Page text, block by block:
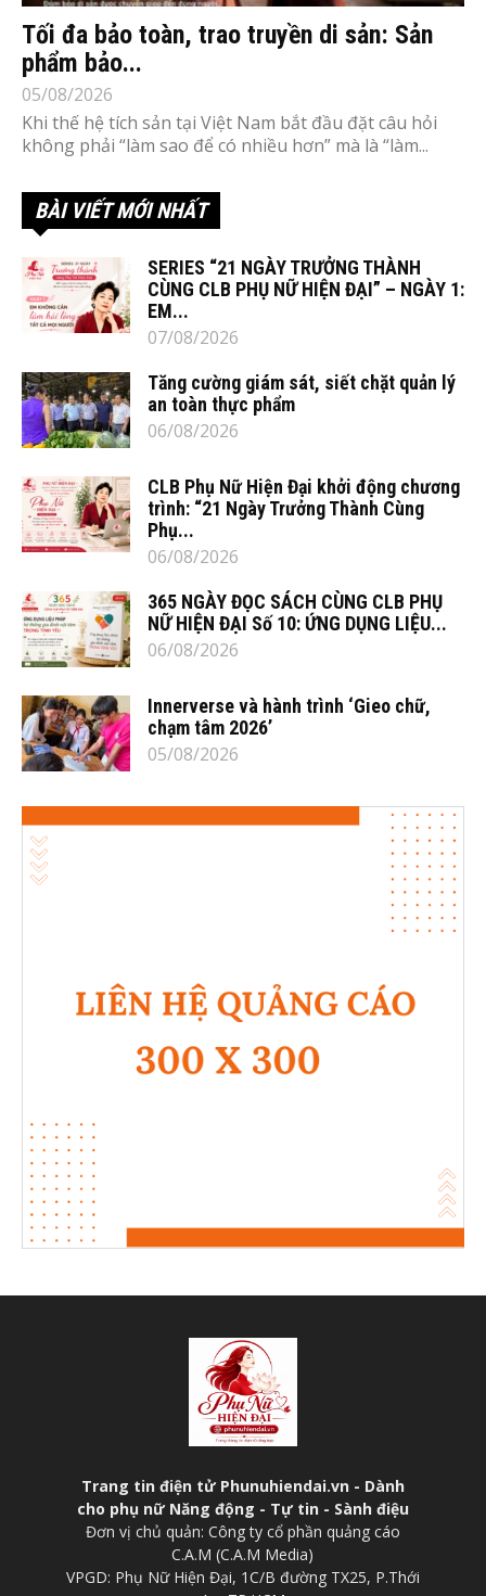
Tối đa bảo toàn, trao truyền di sản: Sản
phẩm bảo...
05/08/2026
Khi thế hệ tích sản tại Việt Nam bắt đầu đặt câu hỏi
không phải “làm sao để có nhiều hơn” mà là “làm...
BÀI VIẾT MỚI NHẤT
SERIES “21 NGÀY TRƯỞNG THÀNH
CÙNG CLB PHỤ NỮ HIỆN ĐẠI” – NGÀY 1:
EM...
07/08/2026
Tăng cường giám sát, siết chặt quản lý
an toàn thực phẩm
06/08/2026
CLB Phụ Nữ Hiện Đại khởi động chương
trình: “21 Ngày Trưởng Thành Cùng
Phụ...
06/08/2026
365 NGÀY ĐỌC SÁCH CÙNG CLB PHỤ
NỮ HIỆN ĐẠI Số 10: ỨNG DỤNG LIỆU...
06/08/2026
Innerverse và hành trình ‘Gieo chữ,
chạm tâm 2026’
05/08/2026
Trang tin điện tử Phunuhiendai.vn - Dành
cho phụ nữ Năng động - Tự tin - Sành điệu
Đơn vị chủ quản: Công ty cổ phần quảng cáo
C.A.M (C.A.M Media)
VPGD: Phụ Nữ Hiện Đại, 1C/B đường TX25, P.Thới